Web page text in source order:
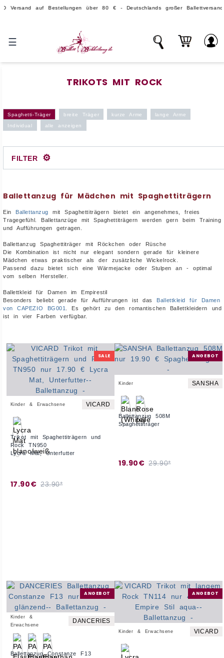
auf Bestellungen über 80 € - Deutschlands großer Ballettversand.
☰
TRIKOTS MIT ROCK
Spaghetti-Träger breite Träger kurze Arme
lange Arme
Individual
alle anzeigen
FILTER ⚙
Ballettanzug für Mädchen mit Spaghettiträgern
Ein Ballettanzug mit Spaghettiträgern bietet ein angenehmes, freies
Tragegefühl. Ballettanzüge mit Spaghettiträgern werden gern beim Training
und Aufführungen getragen.
Ballettanzug Spaghettiträger mit Röckchen oder Rüsche
Die Kombination ist nicht nur elegant sondern gerade für kleinere
Mädchen etwas praktischer als der zusätzliche Wickelrock.
Passend dazu bietet sich eine Wärmejacke oder Stulpen an - optimal
vom selben Hersteller.
Ballettkleid für Damen im Empirestil
Besonders beliebt gerade für Aufführungen ist das Ballettkleid für Damen
von CAPEZIO BG001
. Es gehört zu den romantischen Ballettkleidern und
ist in vier Farben verfügbar.
SALE
Kinder & Erwachsene VICARD
Trikot mit Spaghettiträgern und
Rock TN950
Lycra Mat, Unterfutter
17.90€ 23.90*
ANGEBOT
Kinder SANSHA
Ballettanzug 508M
Spaghettiträger
19.90€ 29.90*
ANGEBOT
Kinder &
Erwachsene
DANCERIES
Ballettanzug Constanze F13
ANGEBOT
Kinder & Erwachsene VICARD